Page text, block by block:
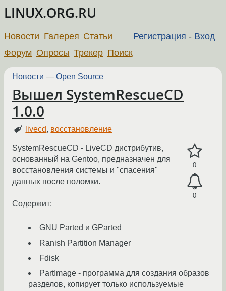
LINUX.ORG.RU
Регистрация - Вход
Новости Галерея Статьи
Форум Опросы Трекер Поиск
Новости — Open Source
Вышел SystemRescueCD
1.0.0
livecd, восстановление
0
0
SystemRescueCD - LiveCD дистрибутив,
основанный на Gentoo, предназначен для
восстановления системы и "спасения"
данных после поломки.
Содержит:
GNU Parted и GParted
Ranish Partition Manager
Fdisk
PartImage - программа для создания образов
разделов, копирует только используемые